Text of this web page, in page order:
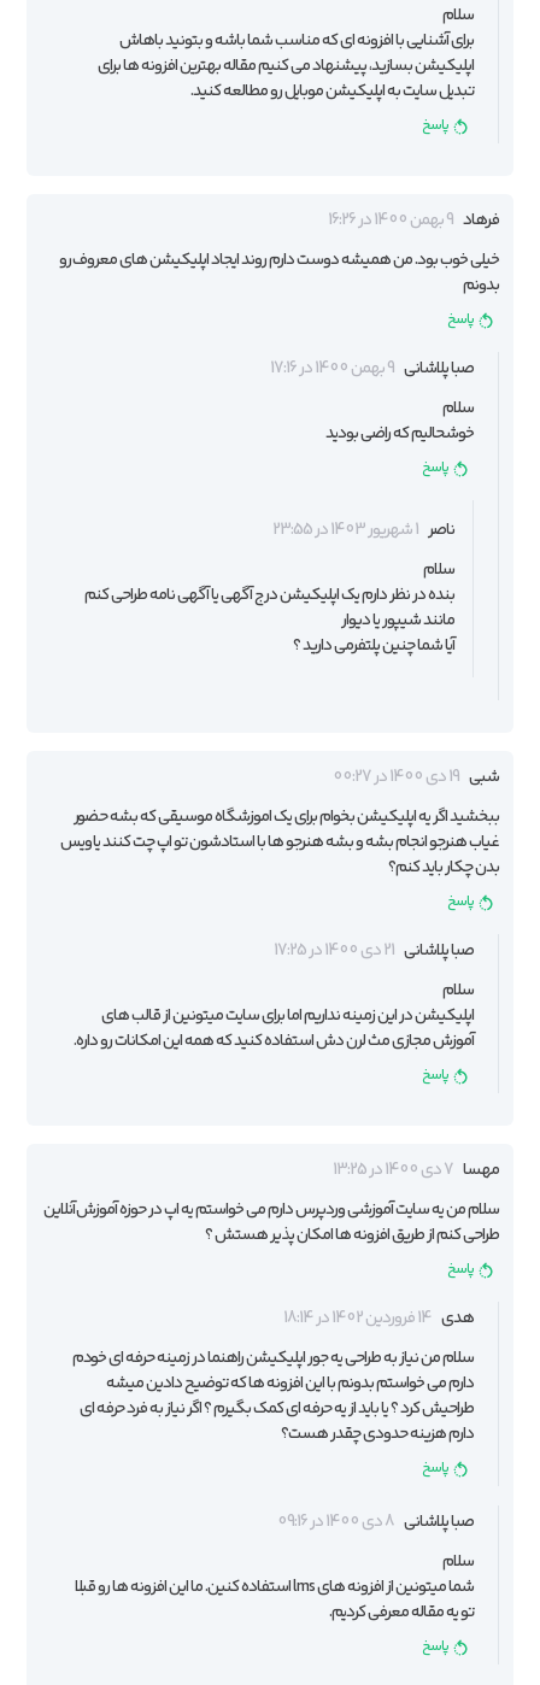
سلام
برای آشنایی با افزونه ای که مناسب شما باشه و بتونید باهاش
اپلیکیشن بسازید، پیشنهاد می کنیم مقالهبهترین افزونه ها برای
تبدیل سایت به اپلیکیشن موبایلرو مطالعه کنید.
پاسخ
فرهاد 9 بهمن 1400 در 16:26
خیلی خوب بود. من همیشه دوست دارم روند ایجاد اپلیکیشن های معروف رو
بدونم
پاسخ
صبا پلاشانی 9 بهمن 1400 در 17:16
سلام
خوشحالیم که راضی بودید
پاسخ
ناصر 1 شهریور 1403 در 23:55
سلام
بنده در نظر دارم یک اپلیکیشن درج آگهی یا آگهی نامه طراحی کنم
مانند شیپور یا دیوار
آیا شما چنین پلتفرمی دارید ؟
شبی 19 دی 1400 در 00:27
ببخشید اگر یه اپلیکیشن بخوام برای یک اموزشگاه موسیقی که بشه حضور
غیاب هنرجو انجام بشه و بشه هنرجو ها با استادشون تو اپ چت کنند یا ویس
بدن چکار باید کنم؟
پاسخ
صبا پلاشانی 21 دی 1400 در 17:25
سلام
اپلیکیشن در این زمینه نداریم اما برای سایت میتونین از قالب های
آموزش مجازی مث لرن دش استفاده کنید که همه این امکانات رو داره.
پاسخ
مهسا 7 دی 1400 در 13:25
سلام من یه سایت آموزشی وردپرس دارم می خواستم یه اپ در حوزه آموزش آنلاین
طراحی کنم از طریق افزونه ها امکان پذیر هستش ؟
پاسخ
هدی 14 فروردین 1402 در 18:14
سلام من نیاز به طراحی یه جور اپلیکیشن راهنما در زمینه حرفه ای خودم
دارم می خواستم بدونم با این افزونه ها که توضیح دادین میشه
طراحیش کرد ؟ یا باید از یه حرفه ای کمک بگیرم ؟ اگر نیاز به فرد حرفه ای
دارم هزینه حدودی چقدر هست؟
پاسخ
صبا پلاشانی 8 دی 1400 در 09:16
سلام
شما میتونین ازافزونه های lms
استفاده کنین. ما این افزونه ها رو قبلا
تو یه مقاله معرفی کردیم.
پاسخ